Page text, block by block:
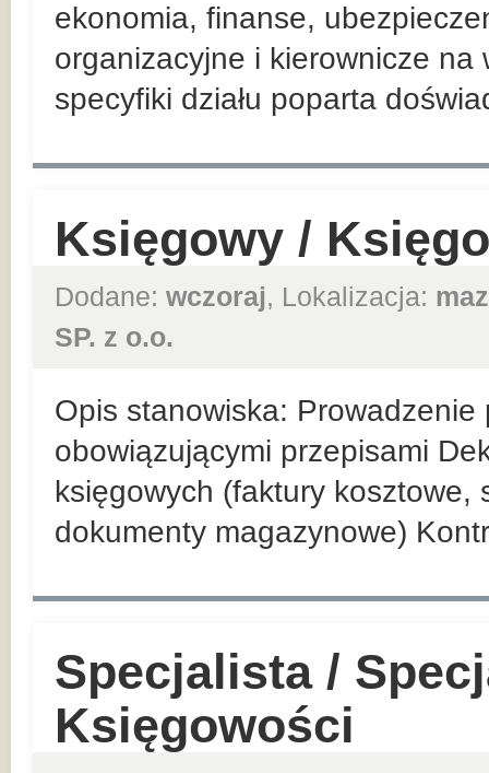
ekonomia, finanse,
organizacyjne i kierownicze
specyfiki działu poparta
Księgowy /
Dodane: wczoraj, Lokalizacja:
SP. z o.o.
Opis stanowiska: Prowadzenie
obowiązującymi przepisami
księgowych (faktury
dokumenty magazynowe)
Specjalista /
Księgowości